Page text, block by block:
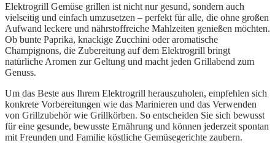
Elektrogrill Gemüse grillen ist nicht nur gesund, sondern auch
vielseitig und einfach umzusetzen – perfekt für alle, die ohne großen
Aufwand leckere und nährstoffreiche Mahlzeiten genießen möchten.
Ob bunte Paprika, knackige Zucchini oder aromatische
Champignons, die Zubereitung auf dem Elektrogrill bringt
natürliche Aromen zur Geltung und macht jeden Grillabend zum
Genuss.
Um das Beste aus Ihrem Elektrogrill herauszuholen, empfehlen sich
konkrete Vorbereitungen wie das Marinieren und das Verwenden
von Grillzubehör wie Grillkörben. So entscheiden Sie sich bewusst
für eine gesunde, bewusste Ernährung und können jederzeit spontan
mit Freunden und Familie köstliche Gemüsegerichte zaubern.